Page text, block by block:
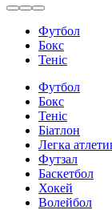
Футбол
Бокс
Теніс
Футбол
Бокс
Теніс
Біатлон
Легка
Футзал
Баскетбол
Хокей
Волейбол